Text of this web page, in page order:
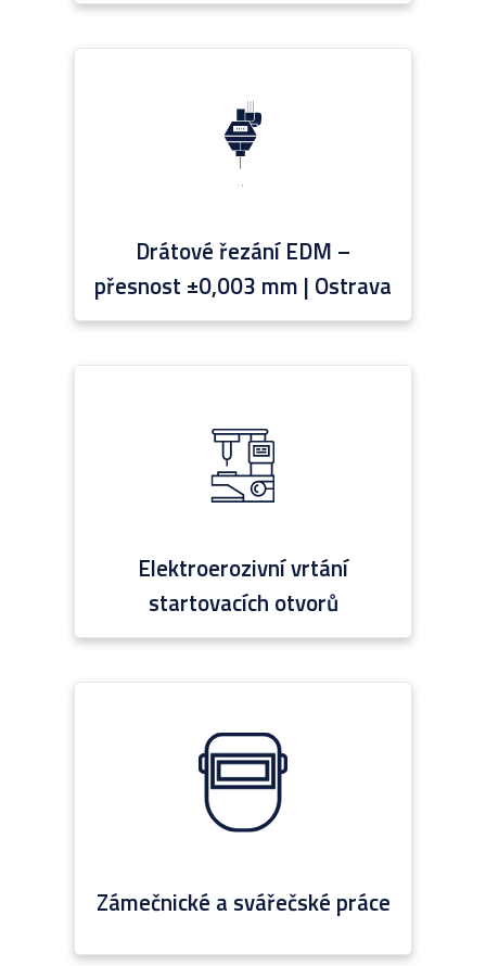
Drátové řezání EDM –
přesnost ±0,003 mm | Ostrava
Elektroerozivní vrtání
startovacích otvorů
Zámečnické a svářečské práce